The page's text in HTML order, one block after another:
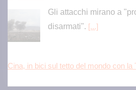
Gli attacchi mirano a
disarmati". [...]
Cina, in bici sul tetto del mondo con